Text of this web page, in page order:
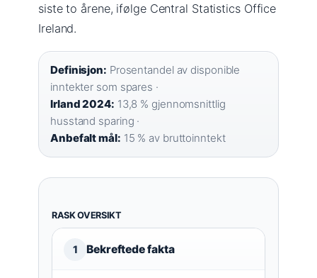
siste to årene, ifølge Central Statistics Office
Ireland.
Definisjon: Prosentandel av disponible
inntekter som spares ·
Irland 2024: 13,8 % gjennomsnittlig
husstand sparing ·
Anbefalt mål: 15 % av bruttoinntekt
RASK OVERSIKT
1 Bekreftede fakta